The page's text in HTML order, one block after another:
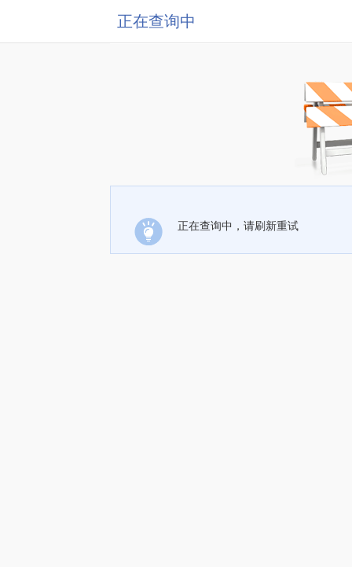
正在查询中
正在查询中，请刷新重试